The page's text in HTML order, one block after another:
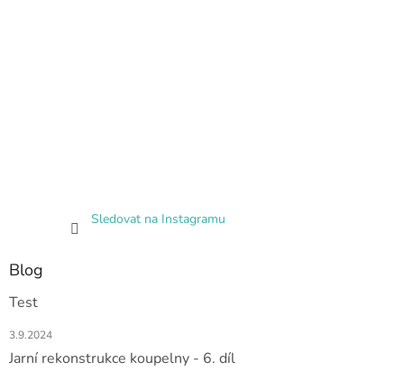
Sledovat na Instagramu
Blog
Test
3.9.2024
Jarní rekonstrukce koupelny - 6. díl